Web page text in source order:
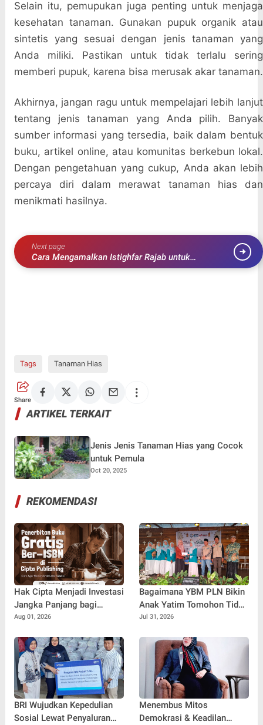
Selain itu, pemupukan juga penting untuk menjaga
kesehatan tanaman. Gunakan pupuk organik atau
sintetis yang sesuai dengan jenis tanaman yang
Anda miliki. Pastikan untuk tidak terlalu sering
memberi pupuk, karena bisa merusak akar tanaman.
Akhirnya, jangan ragu untuk mempelajari lebih lanjut
tentang jenis tanaman yang Anda pilih. Banyak
sumber informasi yang tersedia, baik dalam bentuk
buku, artikel online, atau komunitas berkebun lokal.
Dengan pengetahuan yang cukup, Anda akan lebih
percaya diri dalam merawat tanaman hias dan
menikmati hasilnya.
Next page
Cara Mengamalkan Istighfar Rajab untuk
Mendapatkan Ketenangan Hati
Tags Tanaman Hias
Share
ARTIKEL TERKAIT
Jenis Jenis Tanaman Hias yang Cocok
untuk Pemula
Oct 20, 2025
REKOMENDASI
Hak Cipta Menjadi Investasi
Jangka Panjang bagi
Penulis Buku
Aug 01, 2026
Bagaimana YBM PLN Bikin
Anak Yatim Tomohon Tidak
Tertinggal di Tahun Ajaran
Jul 31, 2026
BRI Wujudkan Kepedulian
Sosial Lewat Penyaluran
Menembus Mitos
Demokrasi & Keadilan